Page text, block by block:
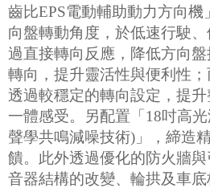
齒比EPS電動輔助動力方向
向盤轉動角度，於低速行駛
過直接轉向反應，降低方向
轉向，提升靈活性與便利性
透過較穩定的轉向設定，提
一體感受。另配置「18吋高
聲學共鳴減噪技術)」，締造
饋。此外透過優化的防火牆
音器結構的改變、輪拱及車底